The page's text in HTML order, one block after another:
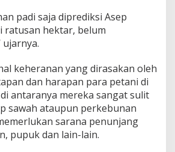
padi saja diprediksi Asep
ratusan hektar, belum
keheranan yang dirasakan oleh
dan harapan para petani di
antaranya mereka sangat sulit
sawah ataupun perkebunan
sarana penunjang
pupuk dan lain-lain.